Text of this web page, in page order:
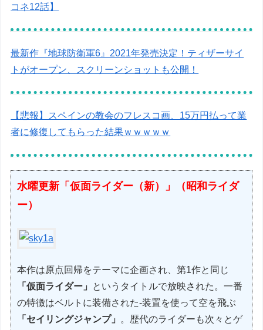
コネ12話】
最新作『地球防衛軍6』2021年発売決定！ティザーサイ
トがオープン、スクリーンショットも公開！
【悲報】スペインの教会のフレスコ画、15万円払って業
者に修復してもらった結果ｗｗｗｗｗ
水曜更新「仮面ライダー（新）」（昭和ライダ
ー）
本作は原点回帰をテーマに企画され、第1作と同じ
「仮面ライダー」
というタイトルで放映された。一番
の特徴はベルトに装備された-装置を使って空を飛ぶ
「セイリングジャンプ」
。歴代のライダーも次々とゲ